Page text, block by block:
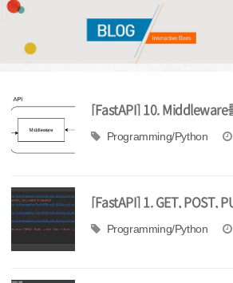
[FastAPI] 10. Middleware
Programming/Python
[FastAPI] 1. GET, POST,
API 만들고 문서 자동화 해보
Programming/Python